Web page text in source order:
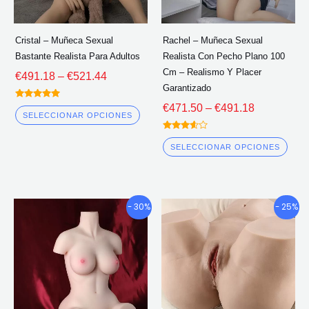
Cristal – Muñeca Sexual
Bastante Realista Para Adultos
€491.18 – €521.44
Calificado
5.00
fuera de 5
SELECCIONAR OPCIONES
pueden
página
producto
Rachel – Muñeca Sexual
Realista Con Pecho Plano 100
Cm – Realismo Y Placer
Garantizado
€471.50 – €491.18
Calificado
3.50
fuera de
SELECCIONAR OPCIONES
- 30%
precio
original
era:
€465.30.
precio
actual
es:
€325.20.
- 25%
precio
original
era:
€897.00.
El
precio
actual